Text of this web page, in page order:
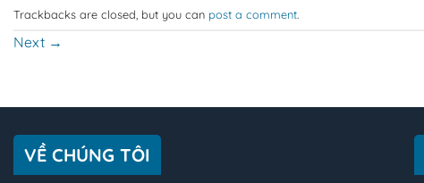
Trackbacks are closed, but you can post a comment.
Next →
VỀ CHÚNG TÔI